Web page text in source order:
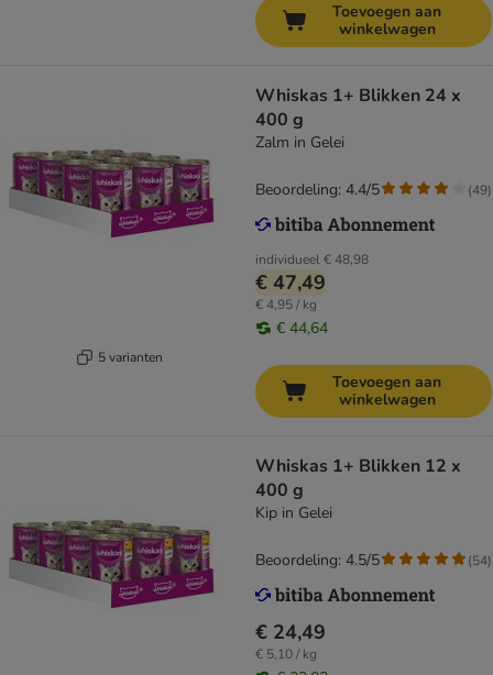
Toevoegen aan
winkelwagen
5 varianten
Whiskas 1+ Blikken 24 x
400 g
Zalm in Gelei
individueel€ 48,98
€ 47,49
€ 4,95 / kg
€ 44,64
Beoordeling: 4.4/5 (49)
Toevoegen aan
winkelwagen
Whiskas 1+ Blikken 12 x
400 g
Kip in Gelei
€ 24,49
€ 5,10 / kg
Beoordeling: 4.5/5 (54)